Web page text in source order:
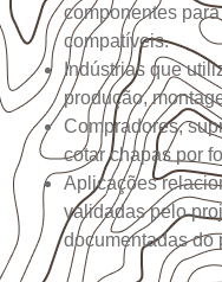
componentes
compatíveis.
Indústrias que
produção,
Compradores,
cotar chapas por
Aplicações
validadas pelo
documentadas do